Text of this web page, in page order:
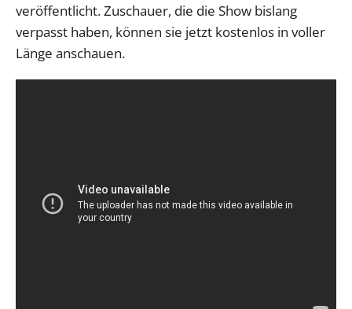
veröffentlicht. Zuschauer, die die Show bislang
verpasst haben, können sie jetzt kostenlos in voller
Länge anschauen.